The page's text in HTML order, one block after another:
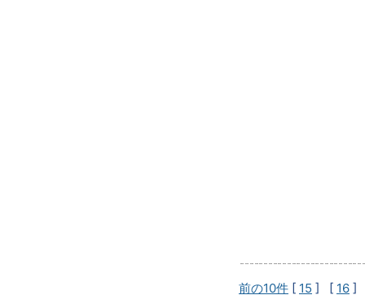
前の10件 [ 15 ] [ 16 ]